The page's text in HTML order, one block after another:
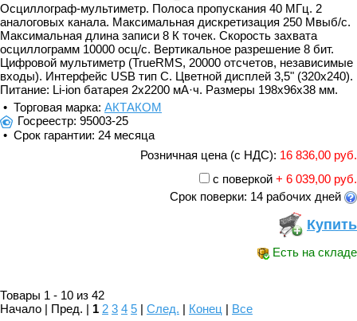
Осциллограф-мультиметр. Полоса пропускания 40 МГц. 2
аналоговых канала. Максимальная дискретизация 250 Мвыб/с.
Максимальная длина записи 8 К точек. Скорость захвата
осциллограмм 10000 осц/с. Вертикальное разрешение 8 бит.
Цифровой мультиметр (TrueRMS, 20000 отсчетов, независимые
входы). Интерфейс USB тип C. Цветной дисплей 3,5" (320x240).
Питание: Li-ion батарея 2x2200 мА·ч. Размеры 198x96x38 мм.
• Торговая марка: АКТАКОМ
Госреестр: 95003-25
• Срок гарантии: 24 месяца
Розничная цена (с НДС): 16 836,00 руб.
с поверкой + 6 039,00 руб.
Срок поверки: 14 рабочих дней
Купить
Есть на складе
Товары 1 - 10 из 42
Начало | Пред. | 1 2 3 4 5 | След. | Конец | Все